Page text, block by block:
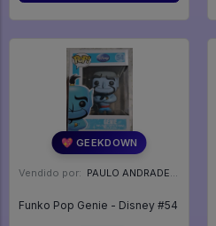
💖 GEEKDOWN
Vendido por: PAULO ANDRADE - RJ
Funko Pop Genie - Disney #54